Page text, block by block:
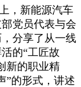
，新能源汽车
党员代表与会
分享了从一线
的“工匠故
新的职业精
”的形式，讲述